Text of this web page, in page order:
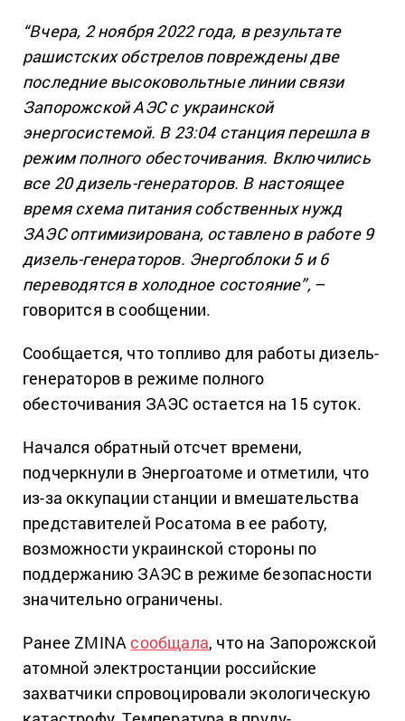
“Вчера, 2 ноября 2022 года, в результате
рашистских обстрелов повреждены две
последние высоковольтные линии связи
Запорожской АЭС с украинской
энергосистемой. В 23:04 станция перешла в
режим полного обесточивания. Включились
все 20 дизель-генераторов. В настоящее
время схема питания собственных нужд
ЗАЭС оптимизирована, оставлено в работе 9
дизель-генераторов. Энергоблоки 5 и 6
переводятся в холодное состояние”,–
говорится в сообщении.
Сообщается, что топливо для работы дизель-
генераторов в режиме полного
обесточивания ЗАЭС остается на 15 суток.
Начался обратный отсчет времени,
подчеркнули в Энергоатоме и отметили, что
из-за оккупации станции и вмешательства
представителей Росатома в ее работу,
возможности украинской стороны по
поддержанию ЗАЭС в режиме безопасности
значительно ограничены.
Ранее ZMINA сообщала, что на Запорожской
атомной электростанции российские
захватчики спровоцировали экологическую